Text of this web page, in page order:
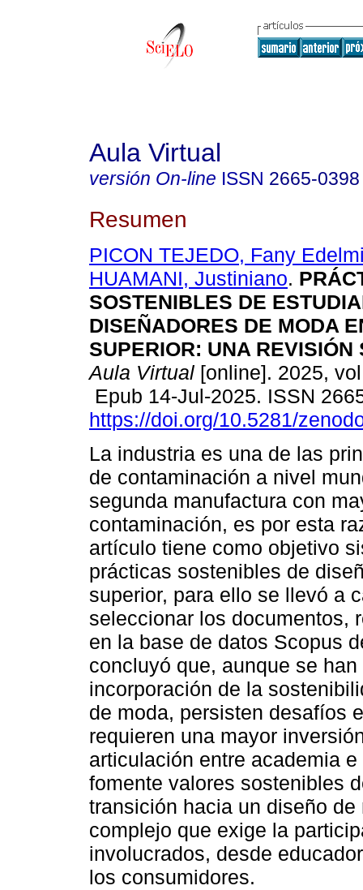
Aula Virtual
versión On-line ISSN 2665-0398
Resumen
PICON TEJEDO, Fany
HUAMANI, Justiniano.
SOSTENIBLES DE
DISEÑADORES DE MODA
SUPERIOR: UNA REVISIÓN
Aula Virtual [online]. 2025,
Epub 14-Jul-2025. ISSN
https://doi.org/10.5281/
La industria es una de las
de contaminación a nivel
segunda manufactura con
contaminación, es por esta
artículo tiene como objetivo
prácticas sostenibles de
superior, para ello se llevó a
seleccionar los documentos,
en la base de datos Scopus
concluyó que, aunque se
incorporación de la
de moda, persisten desafíos
requieren una mayor
articulación entre academia
fomente valores sostenibles
transición hacia un diseño
complejo que exige la
involucrados, desde
los consumidores.